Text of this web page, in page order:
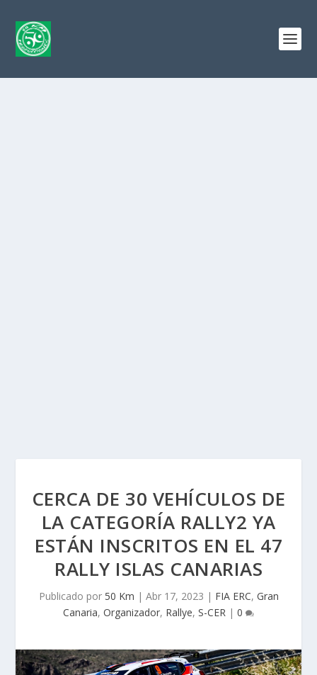
CERCA DE 30 VEHÍCULOS DE
LA CATEGORÍA RALLY2 YA
ESTÁN INSCRITOS EN EL 47
RALLY ISLAS CANARIAS
Publicado por 50 Km | Abr 17, 2023 | FIA ERC, Gran
Canaria, Organizador, Rallye, S-CER | 0